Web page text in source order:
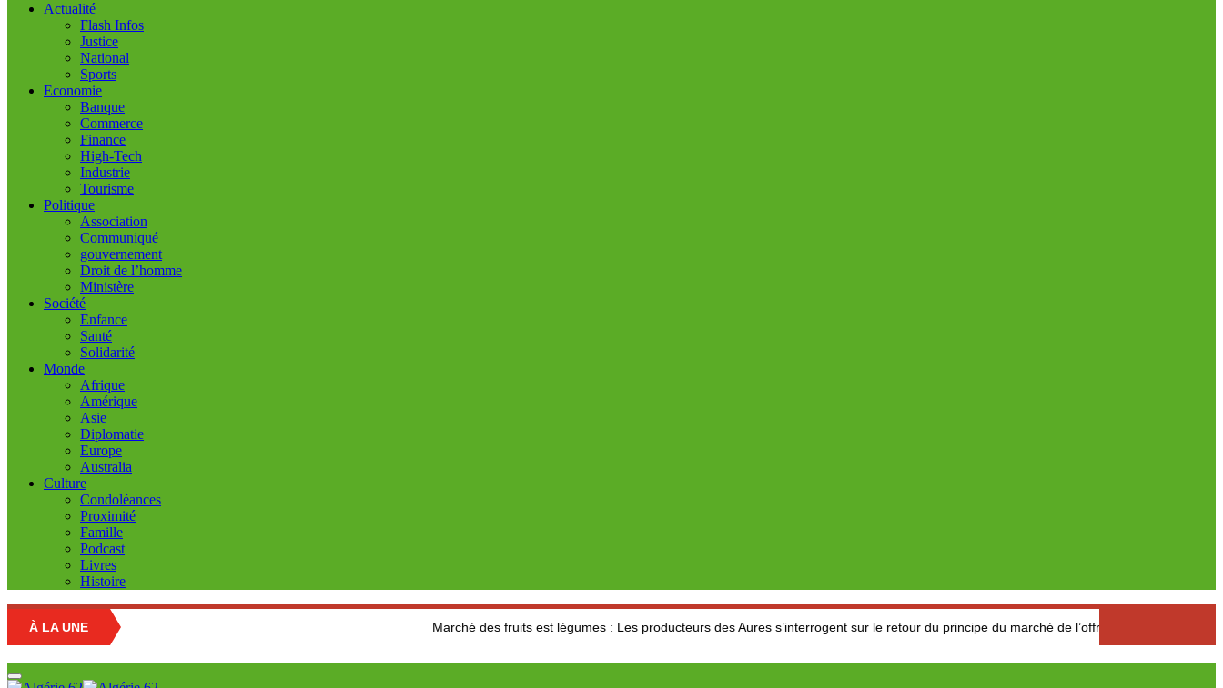
Actualité
Flash Infos
Justice
National
Sports
Economie
Banque
Commerce
Finance
High-Tech
Industrie
Tourisme
Politique
Association
Communiqué
gouvernement
Droit de l’homme
Ministère
Société
Enfance
Santé
Solidarité
Monde
Afrique
Amérique
Asie
Diplomatie
Europe
Australia
Culture
Condoléances
Proximité
Famille
Podcast
Livres
Histoire
À LA UNE Marché des fruits est légumes : Les producteurs des Aures s’interrogent sur le retour du principe du marché de l’offre et de la demande